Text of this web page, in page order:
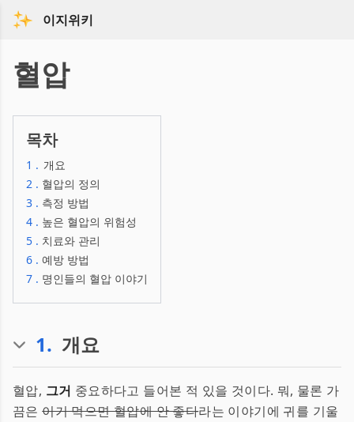
이지위키
혈압
목차
1 . 개요
2 . 혈압의 정의
3 . 측정 방법
4 . 높은 혈압의 위험성
5 . 치료와 관리
6 . 예방 방법
7 . 명인들의 혈압 이야기
1. 개요
혈압, 그거 중요하다고 들어본 적 있을 것이다. 뭐, 물론 가
끔은이거 먹으면 혈압에 안 좋다라는 이야기에 귀를 기울